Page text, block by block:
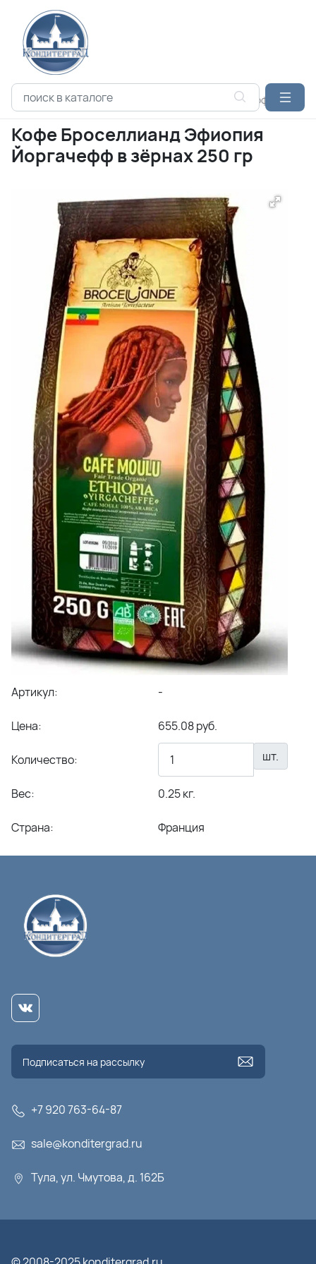
Каталог продукции Кофе
Кофе Броселлианд Эфиопия
Йоргачефф в зёрнах 250 гр
Артикул: -
Цена: 655.08 руб.
Количество: шт.
Вес: 0.25 кг.
Страна: Франция
+7 920 763-64-87
sale@konditergrad.ru
Тула, ул. Чмутова, д. 162Б